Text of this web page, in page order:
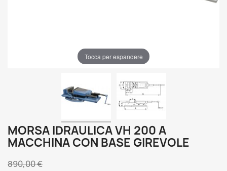
Tocca per espandere
MORSA IDRAULICA VH 200 A
MACCHINA CON BASE GIREVOLE
890,00 €